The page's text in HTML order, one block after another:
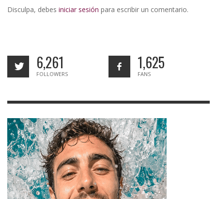
Disculpa, debes iniciar sesión para escribir un comentario.
6,261
FOLLOWERS
1,625
FANS